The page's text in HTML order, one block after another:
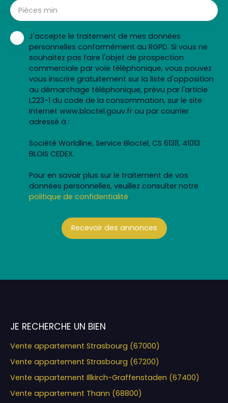
Pièces min
J'accepte le traitement de mes données
personnelles conformément au RGPD. Si vous ne
souhaitez pas faire l'objet de prospection
commerciale par voie téléphonique, vous pouvez
vous inscrire gratuitement sur la liste d'opposition
au démarchage téléphonique, prévu par l'article
L223-1 du code de la consommation, sur le site
Internet www.bloctel.gouv.fr ou par courrier
adressé à :
Société Worldline, Service Bloctel, CS 61311, 41013
BLOIS CEDEX.
Pour en savoir plus sur le traitement de vos
données personnelles, veuillez consulter notre
politique de confidentialité.
Recevoir des annonces
JE RECHERCHE UN BIEN
Vente appartement Strasbourg (67000)
Vente appartement Strasbourg (67200)
Vente appartement Illkirch-Graffenstaden (67400)
Vente appartement Thann (68800)